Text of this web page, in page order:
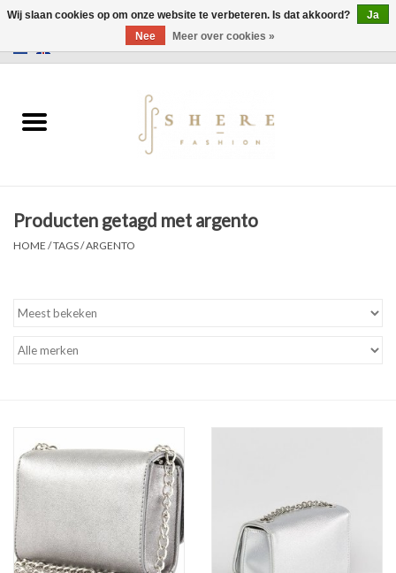
Jurken
Pakken
Accessoires
Producten getagd met argento
HOME /TAGS/ARGENTO
Wij slaan cookies op om onze website te verbeteren. Is dat akkoord?
Ja
Nee
Meer over cookies »